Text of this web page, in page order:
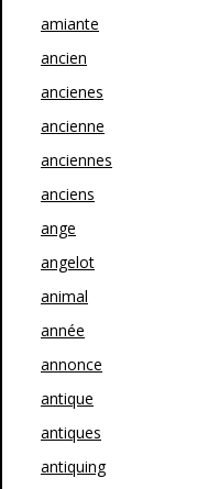
amiante
ancien
ancienes
ancienne
anciennes
anciens
ange
angelot
animal
année
annonce
antique
antiques
antiquing